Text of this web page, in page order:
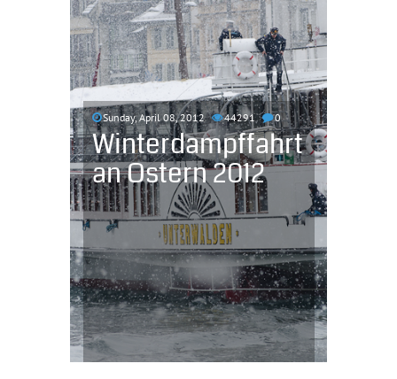
Sunday, April 08, 2012 44291 0
Winterdampffahrt
an Ostern 2012